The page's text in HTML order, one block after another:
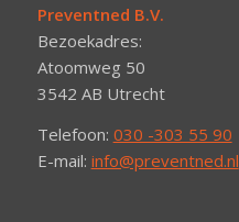
Preventned B.V.
Bezoekadres:
Atoomweg 50
3542 AB Utrecht
Telefoon: 030 -303 55 90
E-mail: info@preventned.nl